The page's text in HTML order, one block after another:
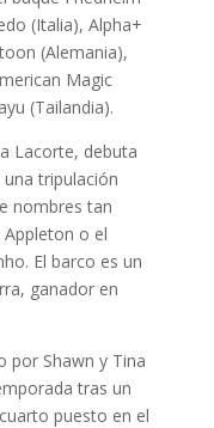
(Italia), Alpha+
(Alemania),
Magic
(Tailandia).
Lacorte, debuta
una tripulación
nombres tan
o el
El barco es un
ganador en
por Shawn y Tina
tras un
puesto en el